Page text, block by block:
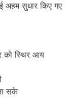
अहम सुधार किए गए
को स्थिर आय
सके